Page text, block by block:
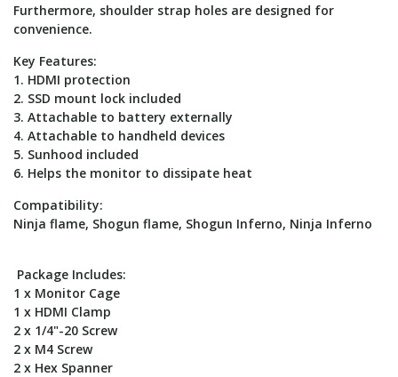
Furthermore, shoulder strap holes are designed for
convenience.
Key Features:
1. HDMI protection
2. SSD mount lock included
3. Attachable to battery externally
4. Attachable to handheld devices
5. Sunhood included
6. Helps the monitor to dissipate heat
Compatibility:
Ninja flame, Shogun flame, Shogun Inferno, Ninja Inferno
Package Includes:
1 x Monitor Cage
1 x HDMI Clamp
2 x 1/4"-20 Screw
2 x M4 Screw
2 x Hex Spanner